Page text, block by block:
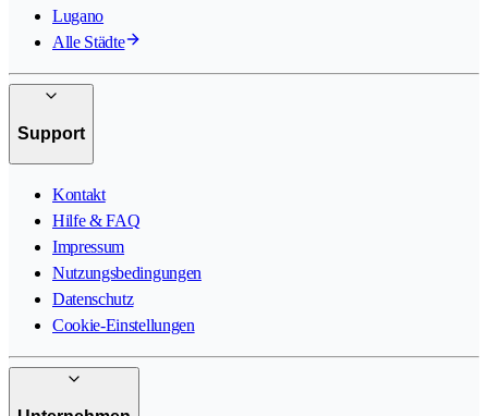
Lugano
Alle Städte
Support
Kontakt
Hilfe & FAQ
Impressum
Nutzungsbedingungen
Datenschutz
Cookie-Einstellungen